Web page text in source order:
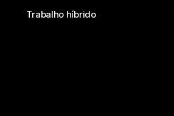
Trabalho híbrido